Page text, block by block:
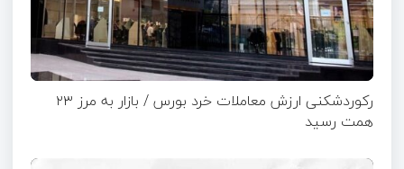
رکوردشکنی ارزش معاملات خرد بورس / بازار به مرز ۲۳
همت رسید